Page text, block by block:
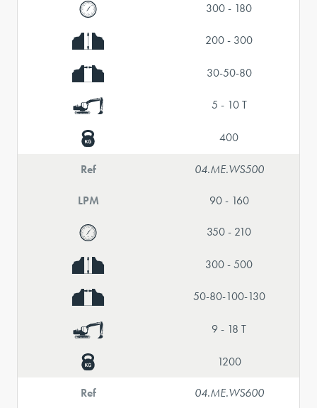
300 - 180
200 - 300
30-50-80
5 - 10 T
400
Ref 04.ME.WS500
LPM 90 - 160
350 - 210
300 - 500
50-80-100-130
9 - 18 T
1200
Ref 04.ME.WS600